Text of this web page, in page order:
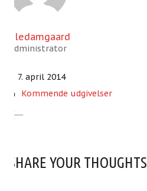
oledamgaard
Administrator
7. april 2014
Kommende udgivelser
SHARE YOUR THOUGHTS